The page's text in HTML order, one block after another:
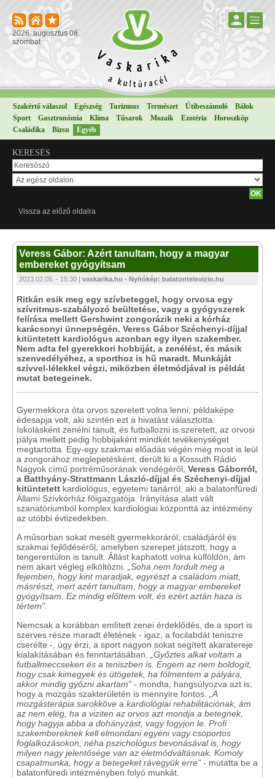
2026. augusztus 08.
szombat
Szakértő válaszol Egészség Turizmus Természet Útibeszámoló
Bálok
Sport
Gasztronómia Klíma Tűsarok Mozaik Ezotéria
Horoszkóp
Családika
Bizsu Egyéb
KERESÉS
Vissza az előző oldalra
Veress Gábor: Azért tanultam, hogy a magyar
embereket gyógyítsam
2023.02.05. - 15:30 | vaskarika.hu - Nyitókép: balatontelevizio.hu
Ritkán esik meg egy szívbeteggel, hogy orvosa egy
szívritmus-szabályozó beültetése, vagy a gyógyszerek
felírása mellett Gershwint zongorázik neki a kórház
karácsonyi ünnepségén. Veress Gábor Széchenyi-díjjal
kitüntetett kardiológus azonban egy ilyen szakember.
Nem adta fel gyerekkori hobbiját, a zenélést, és másik
szenvedélyéhez, a sporthoz is hű maradt. Munkáját
szívvel-lélekkel végzi, miközben életmódjával is példát
mutat betegeinek.
Gyermekkora óta orvos szeretett volna lenni, példaképe
édesapja volt, aki szintén ezt a hivatást választotta.
Iskolásként zenélni tanult, és futballozni is szeretett, az orvosi
pálya mellett pedig hobbijaként mindkét tevékenységet
megtartotta. Egy-egy szakmai előadás végén még most is leül
a zongorához meglepetésként, derült ki a Kossuth Rádió
Nagyok című portréműsorának vendégéről, Veress Gáborról,
a Batthyány-Strattmann László-díjjal és Széchenyi-díjjal
kitüntetett kardiológus, egyetemi tanárról, aki a balatonfüredi
Állami Szívkórház főigazgatója. Irányítása alatt vált
szanatóriumból komplex kardiológiai központtá az intézmény
az utóbbi évtizedekben.
A műsorban sokat mesélt gyermekkoráról, családjáról és
szakmai fejlődéséről, amelyben szerepet játszott, hogy a
tengerentúlon is tanult. Állást kaphatott volna külföldön, ám
nem akart végleg elköltözni . „Soha nem fordult meg a
fejemben, hogy kint maradjak, egyrészt a családom miatt,
másrészt, mert azért tanultam, hogy a magyar embereket
gyógyítsam. Ez mindig előttem volt, és ezért aztán haza is
tértem".
Nemcsak a korábban említett zenei érdeklődés, de a sport is
szerves része maradt életének - igaz, a focilabdát teniszre
cserélte -, úgy érzi, a sport nagyon sokat segített akaratereje
kialakításában és fenntartásában.
„Győztes alkat voltam a
futballmeccseken és a teniszben is. Engem az nem boldogít,
hogy csak kimegyek és ütögetek, ha fölmentem a pályára,
akkor mindig győzni akartam"- mondta, hangsúlyozva azt is,
hogy a mozgás szakterületén is mennyire fontos.
„A
mozgásterápia sarokköve a kardiológiai rehabilitációnak, ám
az nem elég, ha a viziten az orvos azt mondja a betegnek,
hogy hagyja abba a dohányzást, vagy fogyjon le. Profi
szakembereknek kell elmondani egyéni vagy csoportos
foglalkozásokon, néha pszichológus bevonásával is, hogy
milyen nagy jelentősége van az életmódváltásnak. Komoly
csapatmunka, hogy a betegeket rávegyük erre"- mutatta be a
balatonfüredi intézményben folyó munkát.